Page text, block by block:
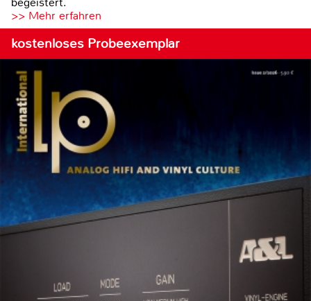
>> Mehr erfahren
kostenloses Probeexemplar